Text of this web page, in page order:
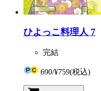
ひよっこ料理人 7
完結
690/¥759(税込)